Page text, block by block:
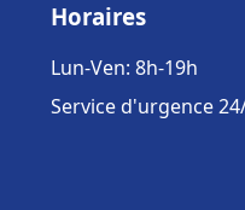
Horaires
Lun-Ven: 8h-19h
Service d'urgence